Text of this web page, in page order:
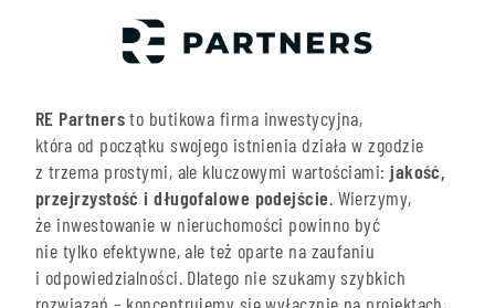
RE Partnersto butikowa firma inwestycyjna,
która od początku swojego istnienia działa w zgodzie
z trzema prostymi, ale kluczowymi wartościami:jakość,
przejrzystość i długofalowe podejście. Wierzymy,
że inwestowanie w nieruchomości powinno być
nie tylko efektywne, ale też oparte na zaufaniu
i odpowiedzialności. Dlatego nie szukamy szybkich